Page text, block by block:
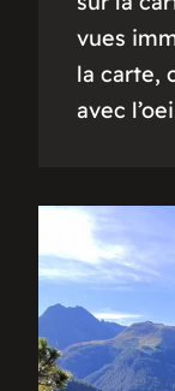
vues
la carte,
avec